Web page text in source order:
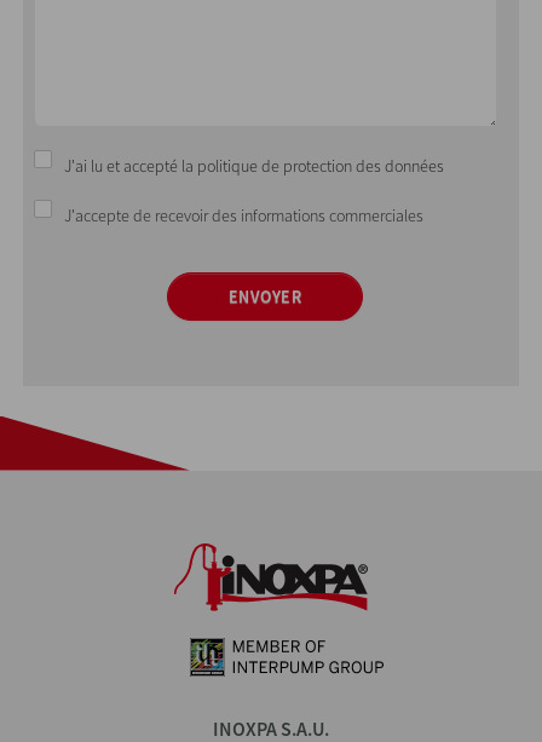
J'ai lu et accepté la politique de protection des données
J'accepte de recevoir des informations commerciales
ENVOYER
INOXPA S.A.U.